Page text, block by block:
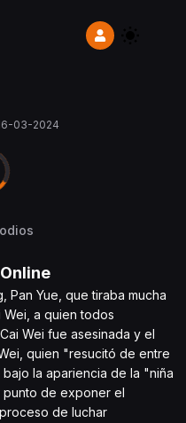
03-2024
Online
Pan Yue, que tiraba mucha
a quien todos
Wei fue asesinada y el
quien "resucitó de entre
la apariencia de la "niña
punto de exponer el
de luchar